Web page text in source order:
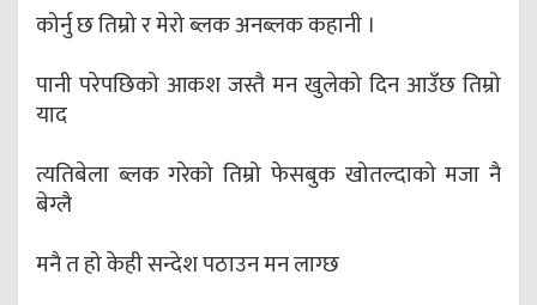
कोर्नु छ तिम्रो र मेरो ब्लक अनब्लक कहानी ।
पानी परेपछिको आकश जस्तै मन खुलेको दिन आउँछ तिम्रो
याद
त्यतिबेला ब्लक गरेको तिम्रो फेसबुक खोतल्दाको मजा नै
बेग्लै
मनै त हो केही सन्देश पठाउन मन लाग्छ